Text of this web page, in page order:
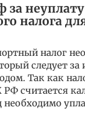
за неуплату
налога
налог
следует
Так как
РФ считается
необходимо